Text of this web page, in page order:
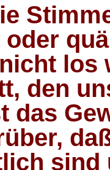
los
den
das
sind